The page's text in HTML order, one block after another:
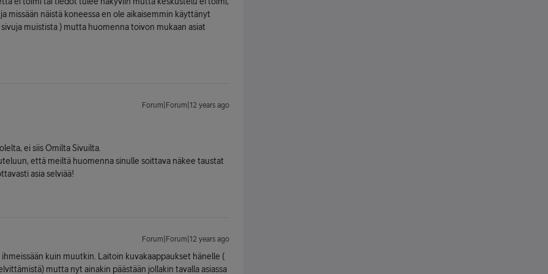
missään näistä koneessa en ole aikaisemmin käyttänyt
muistista ) mutta huomenna toivon mukaan asiat
Forum|Forum|12 years ago
ei siis Omilta Sivuilta.
että meiltä huomenna sinulle soittava näkee taustat
asia selviää!
Forum|Forum|12 years ago
kuin muutkin. Laitoin kuvakaappaukset hänelle (
mutta nyt ainakin päästään jollakin tavalla asiassa